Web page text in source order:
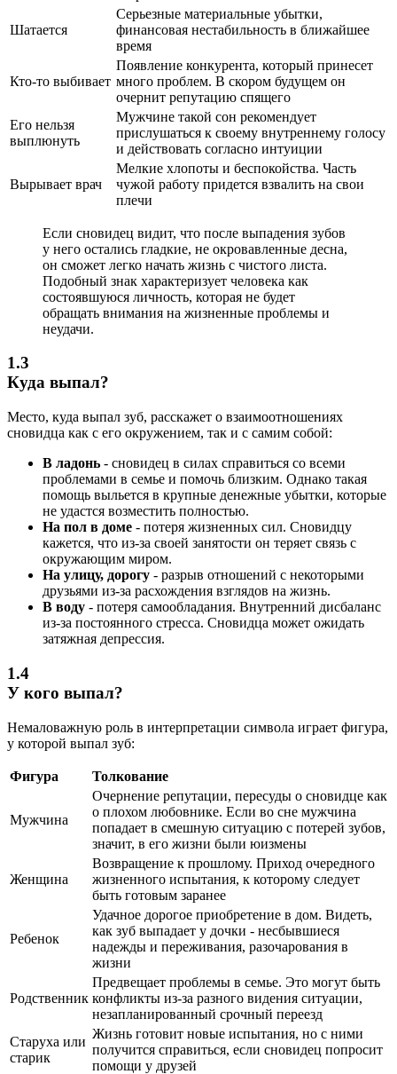
Шатается
Серьезные материальные убытки,
финансовая нестабильность в ближайшее
время
Кто-то выбивает
Появление конкурента, который принесет
много проблем. В скором будущем он
очернит репутацию спящего
Его нельзя
выплюнуть
Мужчине такой сон рекомендует
прислушаться к своему внутреннему голосу
и действовать согласно интуиции
Вырывает врач
Мелкие хлопоты и беспокойства. Часть
чужой работу придется взвалить на свои
плечи
Если сновидец видит, что после выпадения зубов
у него остались гладкие, не окровавленные десна,
он сможет легко начать жизнь с чистого листа.
Подобный знак характеризует человека как
состоявшуюся личность, которая не будет
обращать внимания на жизненные проблемы и
неудачи.
1.3
Куда выпал?
Место, куда выпал зуб, расскажет о взаимоотношениях
сновидца как с его окружением, так и с самим собой:
В ладонь - сновидец в силах справиться со всеми
проблемами в семье и помочь близким. Однако такая
помощь выльется в крупные денежные убытки, которые
не удастся возместить полностью.
На пол в доме - потеря жизненных сил. Сновидцу
кажется, что из-за своей занятости он теряет связь с
окружающим миром.
На улицу, дорогу - разрыв отношений с некоторыми
друзьями из-за расхождения взглядов на жизнь.
В воду - потеря самообладания. Внутренний дисбаланс
из-за постоянного стресса. Сновидца может ожидать
затяжная депрессия.
1.4
У кого выпал?
Немаловажную роль в интерпретации символа играет фигура,
у которой выпал зуб:
Фигура Толкование
Мужчина
Очернение репутации, пересуды о сновидце как
о плохом любовнике. Если во сне мужчина
попадает в смешную ситуацию с потерей зубов,
значит, в его жизни были юизмены
Женщина
Возвращение к прошлому. Приход очередного
жизненного испытания, к которому следует
быть готовым заранее
Ребенок
Удачное дорогое приобретение в дом. Видеть,
как зуб выпадает у дочки - несбывшиеся
надежды и переживания, разочарования в
жизни
Родственник
Предвещает проблемы в семье. Это могут быть
конфликты из-за разного видения ситуации,
незапланированный срочный переезд
Старуха или
старик
Жизнь готовит новые испытания, но с ними
получится справиться, если сновидец попросит
помощи у друзей